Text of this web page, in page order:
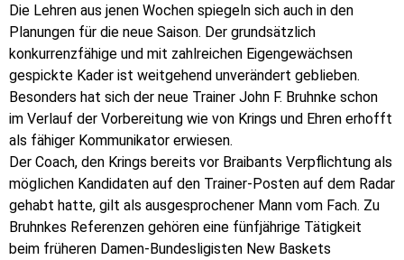
Die Lehren aus jenen Wochen spiegeln sich auch in den
Planungen für die neue Saison. Der grundsätzlich
konkurrenzfähige und mit zahlreichen Eigengewächsen
gespickte Kader ist weitgehend unverändert geblieben.
Besonders hat sich der neue Trainer John F. Bruhnke schon
im Verlauf der Vorbereitung wie von Krings und Ehren erhofft
als fähiger Kommunikator erwiesen.
Der Coach, den Krings bereits vor Braibants Verpflichtung als
möglichen Kandidaten auf den Trainer-Posten auf dem Radar
gehabt hatte, gilt als ausgesprochener Mann vom Fach. Zu
Bruhnkes Referenzen gehören eine fünfjährige Tätigkeit
beim früheren Damen-Bundesligisten New Baskets